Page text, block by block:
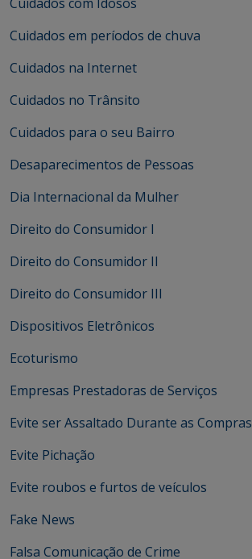
Cuidados em períodos de chuva
Cuidados na Internet
Cuidados no Trânsito
Cuidados para o seu Bairro
Desaparecimentos de Pessoas
Dia Internacional da Mulher
Direito do Consumidor I
Direito do Consumidor II
Direito do Consumidor III
Dispositivos Eletrônicos
Ecoturismo
Empresas Prestadoras de Serviços
Evite ser Assaltado Durante as Compras
Evite Pichação
Evite roubos e furtos de veículos
Fake News
Falsa Comunicação de Crime